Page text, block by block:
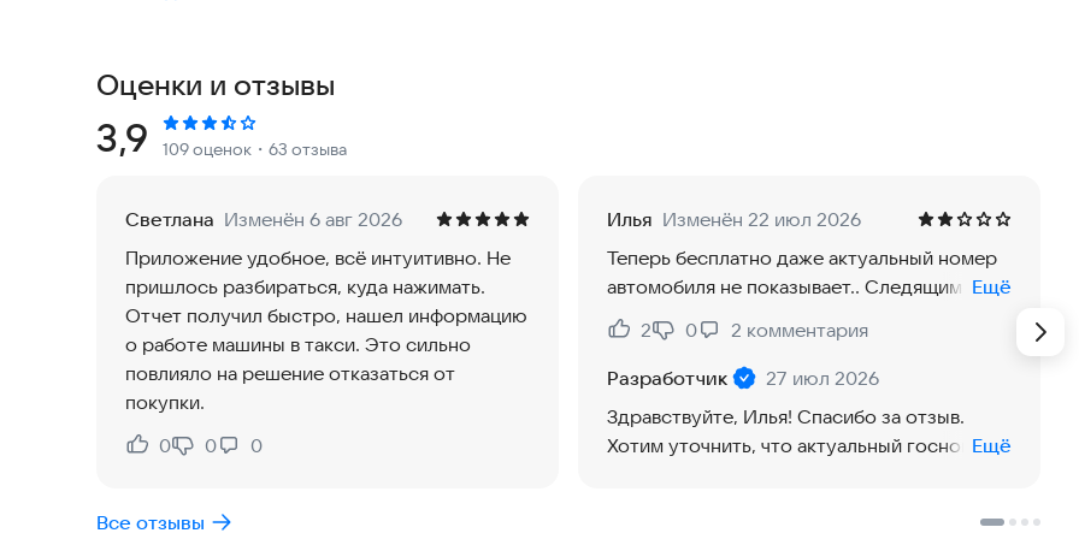
ПРОВЕРКА АВТОМОБИЛЯ ПО ГОСНОМЕРУ И VIN-КОДУ
будут сведения из более 13 официальных источников: ГАИ, Российского союза автостраховщиков,
службы судебных приставов, БКИ, ФТС, дилеров, банков, страховых фирм и т. д.
· периоды владения;
Оценки и отзывы
Рейтинг:
3,9 109 оценок ・63 отзыва
Светлана Изменён 6 авг 2026
Приложение удобное, всё интуитивно. Не
пришлось разбираться, куда нажимать.
Отчет получил быстро, нашел информацию
о работе машины в такси. Это сильно
повлияло на решение отказаться от
покупки.
Нравится:
0
Не нравится:
0 0
Илья Изменён 22 июл 2026
Теперь бесплатно даже актуальный номер
автомобиля не показывает.. Следящим
шагом, видимо, год выпуска будет только в
платном отчёте.
Ещё
Нравится:
2
Не нравится:
0 2 комментария
Разработчик
27 июл 2026
Здравствуйте, Илья! Спасибо за отзыв.
Хотим уточнить, что актуальный госномер
выполняется по VIN-коду, часть госномера
Ещё
Все отзывы